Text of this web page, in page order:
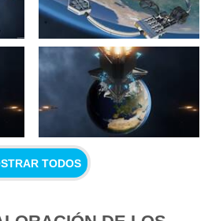
TODOS